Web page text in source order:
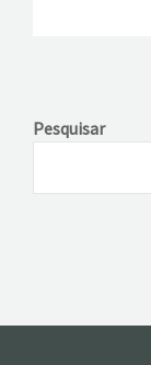
Pesquisar